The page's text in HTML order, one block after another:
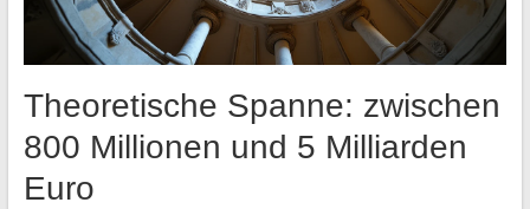
Theoretische Spanne: zwischen
800 Millionen und 5 Milliarden
Euro